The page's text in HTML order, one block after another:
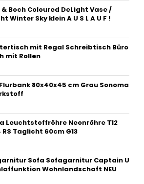
Boch Coloured DeLight Vase /
Winter Sky klein A U S L A U F !
mit Regal Schreibtisch Büro
mit Rollen
80x40x45 cm Grau Sonoma
Leuchtstoffröhre Neonröhre T12
RS Taglicht 60cm G13
Sofa Sofagarnitur Captain U
Wohnlandschaft NEU